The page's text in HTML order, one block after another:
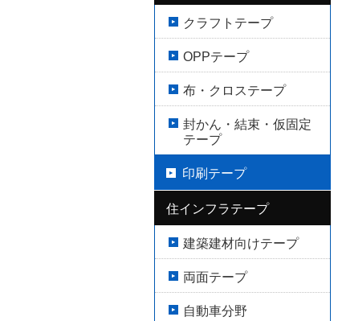
クラフトテープ
OPPテープ
布・クロステープ
封かん・結束・仮固定
テープ
印刷テープ
住インフラテープ
建築建材向けテープ
両面テープ
自動車分野